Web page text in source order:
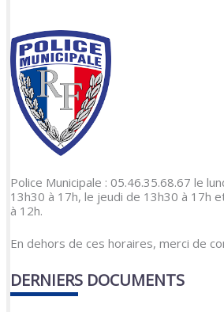
Police Municipale : 05.46.35.68.67 le
13h30 à 17h, le jeudi de 13h30 à 17h
à 12h.
En dehors de ces horaires, merci de
DERNIERS DOCUMENTS